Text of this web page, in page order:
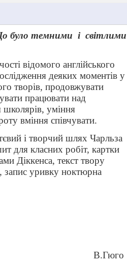
було темними і світлими
відомого англійського
деяких моментів у
творів, продовжувати
працювати над
школярів, уміння
вміння співчувати.
і творчий шлях Чарльза
для класних робіт, картки
Діккенса, текст твору
запис уривку ноктюрна
В.Гюго